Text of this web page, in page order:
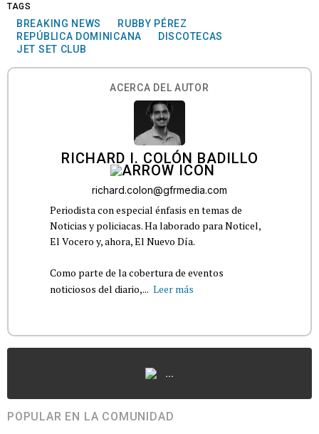
TAGS
BREAKING NEWS
RUBBY PÉREZ
REPÚBLICA DOMINICANA
DISCOTECAS
JET SET CLUB
ACERCA DEL AUTOR
RICHARD I. COLÓN BADILLO
richard.colon@gfrmedia.com
Periodista con especial énfasis en temas de
Noticias y policiacas. Ha laborado para Noticel,
El Vocero y, ahora, El Nuevo Día.
Como parte de la cobertura de eventos
noticiosos del diario,... Leer más
...
POPULAR EN LA COMUNIDAD